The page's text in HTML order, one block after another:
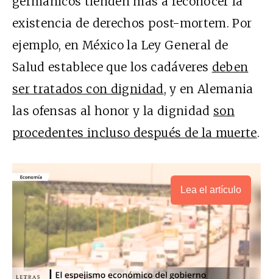
existencia de derechos post-mortem. Por
ejemplo, en México la Ley General de
Salud establece que los cadáveres deben
ser tratados con dignidad, y en Alemania
las ofensas al honor y la dignidad son
procedentes incluso después de la muerte.
Lea el artículo